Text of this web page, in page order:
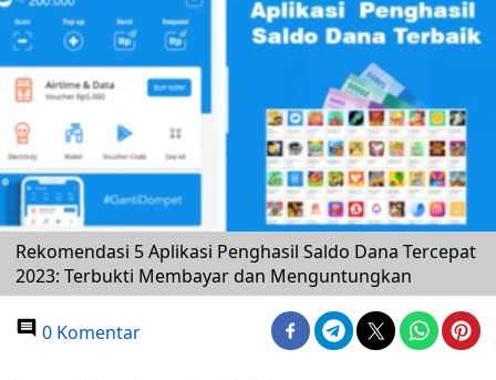
Rekomendasi 5 Aplikasi Penghasil Saldo Dana Tercepat
2023: Terbukti Membayar dan Menguntungkan
0 Komentar